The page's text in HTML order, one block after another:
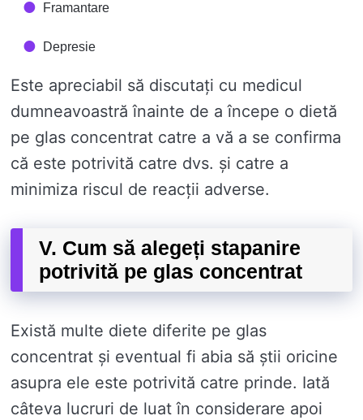
Framantare
Depresie
Este apreciabil să discutați cu medicul
dumneavoastră înainte de a începe o dietă
pe glas concentrat catre a vă a se confirma
că este potrivită catre dvs. și catre a
minimiza riscul de reacții adverse.
V. Cum să alegeți stapanire
potrivită pe glas concentrat
Există multe diete diferite pe glas
concentrat și eventual fi abia să știi oricine
asupra ele este potrivită catre prinde. Iată
câteva lucruri de luat în considerare apoi